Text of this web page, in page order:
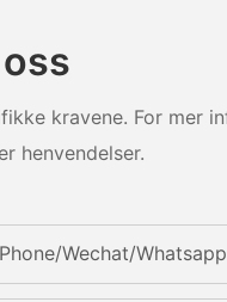
kravene. For mer
henvendelser.
Phone/Wechat/Whatsapp